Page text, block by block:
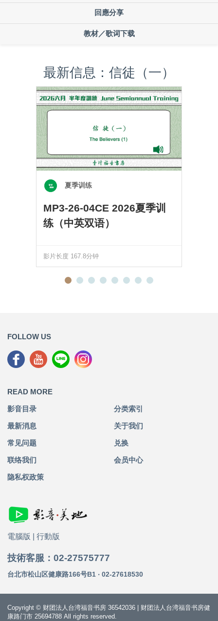
回應分享
教材／歌词下载
最新信息：信徒（一）
夏季训练
MP3-26-04CE 2026夏季训
练（中英双语）
影片长度 167.8分钟
FOLLOW US
READ MORE
影音目录 分类索引
最新消息 关于我们
常见问题 兑换
联络我们 会员中心
隐私权政策
電腦版 行動版
技術客服：02-27575777
台北市松山区健康路166号B1 ‧ 02-27618530
Copyright © 财团法人台湾福音书房 36542036 | 财团法人台湾福音书房健
康路门市 25694788 All rights reserved.